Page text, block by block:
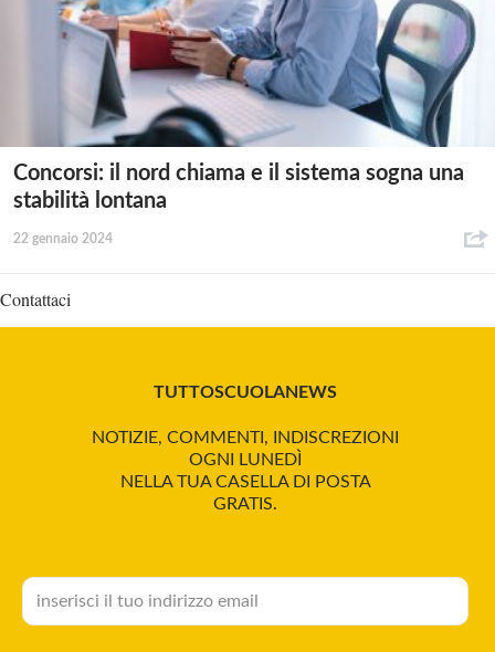
Concorsi: il nord chiama e il sistema sogna una
stabilità lontana
22 gennaio 2024
Contattaci
TUTTOSCUOLANEWS
NOTIZIE, COMMENTI, INDISCREZIONI
OGNI LUNEDÌ
NELLA TUA CASELLA DI POSTA
GRATIS.